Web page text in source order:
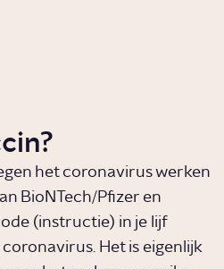
het coronavirus werken
BioNTech/Pfizer en
(instructie) in je lijf
Het is eigenlijk